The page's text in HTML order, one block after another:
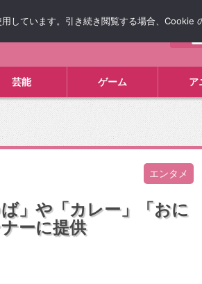
芸能 ゲーム ア
エンタメ
」や「カレー」「おに
ーに提供
ています。引き続き閲覧する場合、Cookie